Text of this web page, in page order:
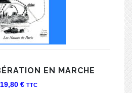
EN MARCHE
19,80 € TTC